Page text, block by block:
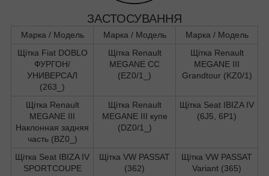
ЗАСТОСУВАННЯ
Марка / Модель Марка / Модель
Марка / Модель
Щітка Fiat DOBLO
ФУРГОН/
УНИВЕРСАЛ
(263_)
Щітка Renault
MEGANE CC
(EZ0/1_)
Щітка Renault
MEGANE III
Grandtour (KZ0/1)
Щітка Renault
MEGANE III
Наклонная задняя
часть (BZ0_)
Щітка Renault
MEGANE III купе
(DZ0/1_)
Щітка Seat IBIZA IV
(6J5, 6P1)
Щітка Seat IBIZA IV
SPORTCOUPE
Щітка VW PASSAT
(362)
Щітка VW PASSAT
Variant (365)